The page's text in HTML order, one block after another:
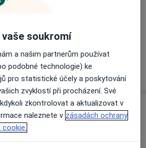
a cenách nejsou k dispozici
nepřidával žádné informace o
svých službách.
soukromí
a našim partnerům používat
podobné technologie) ke
pro statistické účely a poskytování
zvyklostí při procházení. Své
zkontrolovat a aktualizovat v
naleznete v zásadách ochrany